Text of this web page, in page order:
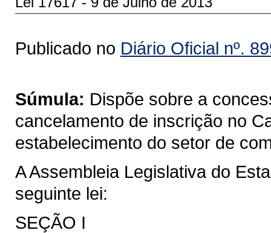
Publicado no Diário Oficial nº.
Súmula: Dispõe sobre a
cancelamento de inscrição no
estabelecimento do setor de
A Assembleia Legislativa do
seguinte lei:
SEÇÃO I